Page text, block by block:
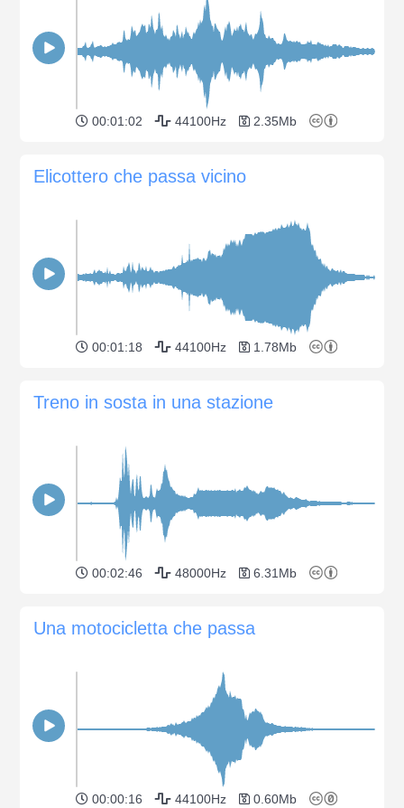
00:01:02 44100Hz 2.35Mb
Elicottero che passa vicino
00:01:18 44100Hz 1.78Mb
Treno in sosta in una stazione
00:02:46 48000Hz 6.31Mb
Una motocicletta che passa
00:00:16 44100Hz 0.60Mb